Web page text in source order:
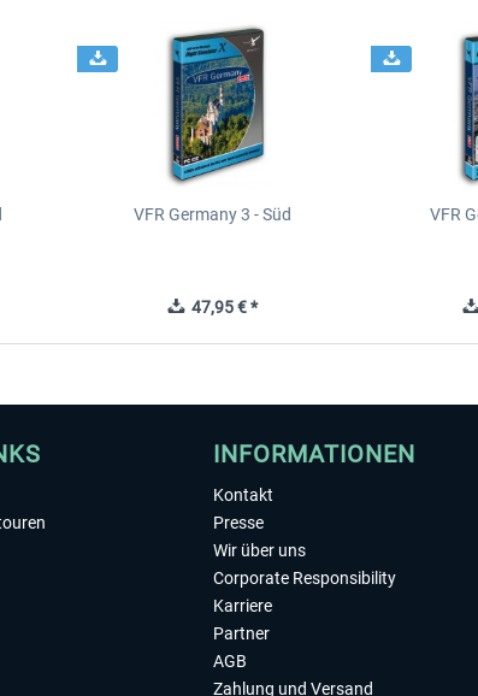
VFR Germany 3 - Süd
47,95 € *
VFR
INFORMATIONEN
Kontakt
Presse
Wir über uns
Corporate Responsibility
Karriere
Partner
AGB
Zahlung und Versand